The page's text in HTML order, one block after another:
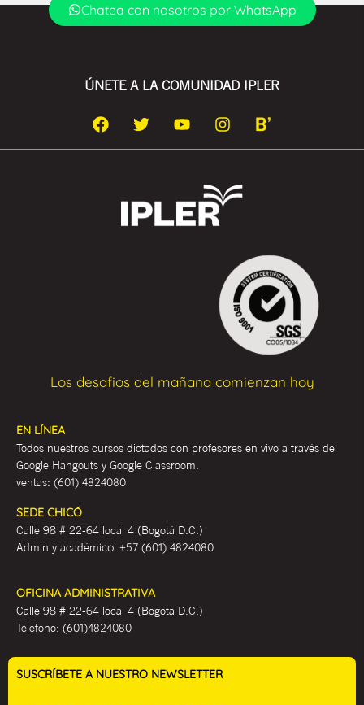
Chatea con nosotros por WhatsApp
ÚNETE A LA COMUNIDAD IPLER
Los desafios del mañana comienzan hoy
EN LÍNEA
Todos nuestros cursos dictados con profesores en vivo a través de
Google Hangouts y Google Classroom.
ventas: (601) 4824080
SEDE CHICÓ
Calle 98 # 22-64 local 4 (Bogotá D.C.)
Admin y académico: +57 (601) 4824080
OFICINA ADMINISTRATIVA
Calle 98 # 22-64 local 4 (Bogotá D.C.)
Teléfono: (601)4824080
SUSCRÍBETE A NUESTRO NEWSLETTER